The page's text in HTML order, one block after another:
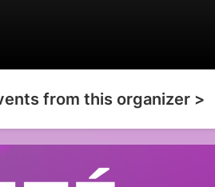
from this organizer >